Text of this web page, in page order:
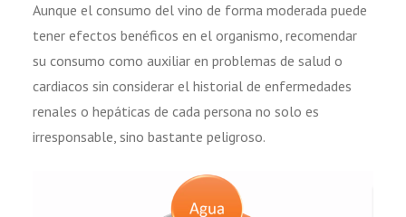
Aunque el consumo del vino de forma moderada puede
tener efectos benéficos en el organismo, recomendar
su consumo como auxiliar en problemas de salud o
cardiacos sin considerar el historial de enfermedades
renales o hepáticas de cada persona no solo es
irresponsable, sino bastante peligroso.